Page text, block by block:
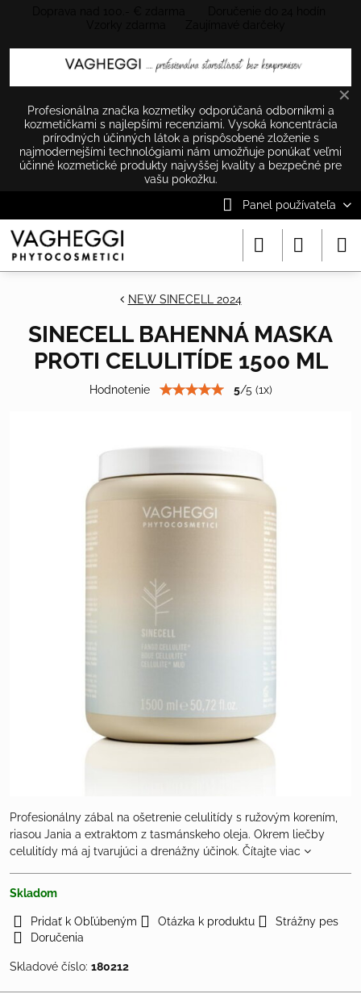
✕
Profesionálna značka kozmetiky odporúčaná odborníkmi a
kozmetičkami s najlepšími recenziami. Vysoká koncentrácia
prírodných účinných látok a prispôsobené zloženie s
najmodernejšími technológiami nám umožňuje ponúkať veľmi
účinné kozmetické produkty najvyššej kvality a bezpečné pre
vašu pokožku.
Panel používateľa
NEW SINECELL 2024
SINECELL BAHENNÁ MASKA
PROTI CELULITÍDE 1500 ML
Hodnotenie 5/5 (1x)
Profesionálny zábal na ošetrenie celulitídy s ružovým korením,
riasou Jania a extraktom z tasmánskeho oleja. Okrem liečby
celulitídy má aj tvarujúci a drenážny účinok. Čítajte viac
Skladom
Pridať k Obľúbeným Otázka k produktu
Strážny pes
Doručenia
Skladové číslo: 180212